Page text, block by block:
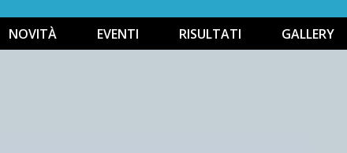
NOVITÀ EVENTI RISULTATI GALLERY